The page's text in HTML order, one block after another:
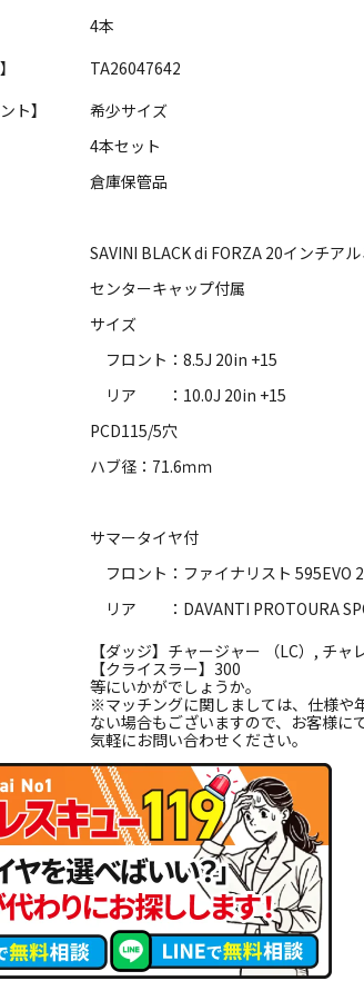
4本
TA26047642
ト】
希少サイズ
4本セット
倉庫保管品
SAVINI BLACK di FORZA 20インチア
センターキャップ付属
サイズ
フロント：8.5J 20in +15
リア ：10.0J 20in +15
PCD115/5穴
ハブ径：71.6ｍｍ
サマータイヤ付
フロント：ファイナリスト 595EVO
リア ：DAVANTI PROTOURA
【ダッジ】チャージャー （LC）, チ
【クライスラー】300
等にいかがでしょうか。
※マッチングに関しましては、仕様や
ない場合もございますので、お客様
気軽にお問い合わせください。